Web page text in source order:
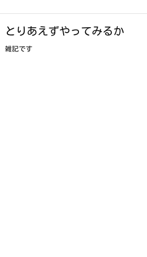
とりあえずやってみるか
雑記です